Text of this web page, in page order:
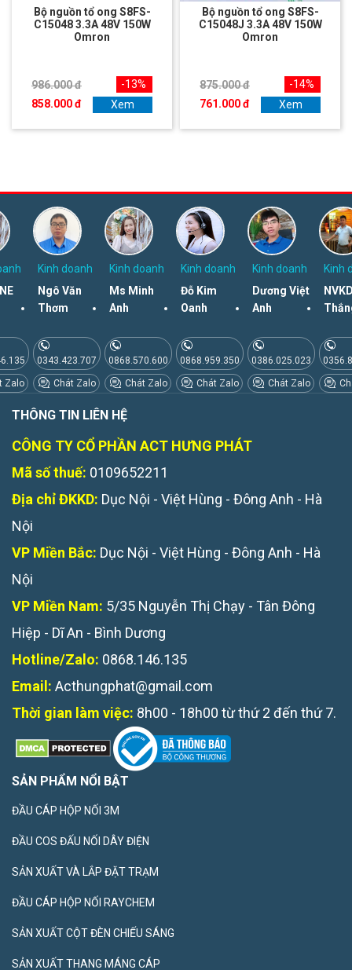
Bộ nguồn tổ ong S8FS-
C15048 3.3A 48V 150W
Omron
986.000 đ
858.000 đ
-13%
Xem
Bộ nguồn tổ ong S8FS-
C15048J 3.3A 48V 150W
Omron
875.000 đ
761.000 đ
-14%
Xem
Zalo
Kinh doanh
Ngô Văn
Thơm
0343.423.707
Chát Zalo
Kinh doanh
Ms Minh
Anh
0868.570.600
Chát Zalo
Kinh doanh
Đỗ Kim
Oanh
0868.959.350
Chát Zalo
Kinh doanh
Dương Việt
Anh
0386.025.023
Chát Zalo
Kinh
THÔNG TIN LIÊN HỆ
CÔNG TY CỔ PHẦN ACT HƯNG PHÁT
Mã số thuế: 0109652211
Địa chỉ ĐKKD: Dục Nội - Việt Hùng - Đông Anh - Hà
Nội
VP Miền Bắc: Dục Nội - Việt Hùng - Đông Anh - Hà
Nội
VP Miền Nam: 5/35 Nguyễn Thị Chạy - Tân Đông
Hiệp - Dĩ An - Bình Dương
Hotline/Zalo: 0868.146.135
Email: Acthungphat@gmail.com
Thời gian làm việc: 8h00 - 18h00 từ thứ 2 đến thứ 7.
SẢN PHẨM NỔI BẬT
ĐẦU CÁP HỘP NỐI 3M
ĐẦU COS ĐẤU NỐI DÂY ĐIỆN
SẢN XUẤT VÀ LẮP ĐẶT TRẠM
ĐẦU CÁP HỘP NỐI RAYCHEM
SẢN XUẤT CỘT ĐÈN CHIẾU SÁNG
SẢN XUẤT THANG MÁNG CÁP